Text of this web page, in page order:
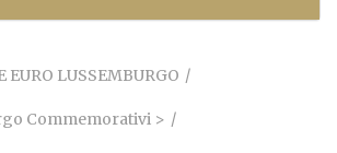
EURO LUSSEMBURGO
Commemorativi >